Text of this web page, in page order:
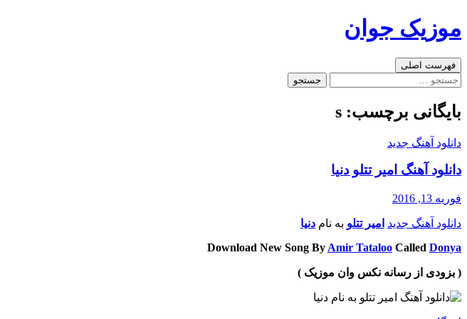
به
موزیک جوان
جست‌وجو
فهرست اصلی
جستجو
بایگانی برچسب: s
دانلود آهنگ جدید
دانلود آهنگ امیر تتلو دنیا
فوریه 13, 2016
دانلود آهنگ جدید امیر تتلو به نام دنیا
Download New Song By Amir Tataloo Called Donya
( بزودی از رسانه نکس وان موزیک )